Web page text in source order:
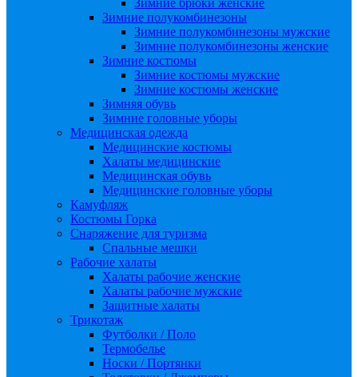
Зимние брюки женские
Зимние полукомбинезоны
Зимние полукомбинезоны мужские
Зимние полукомбинезоны женские
Зимние костюмы
Зимние костюмы мужские
Зимние костюмы женские
Зимняя обувь
Зимние головные уборы
Медицинская одежда
Медицинские костюмы
Халаты медицинские
Медицинская обувь
Медицинские головные уборы
Камуфляж
Костюмы Горка
Снаряжение для туризма
Спальные мешки
Рабочие халаты
Халаты рабочие женские
Халаты рабочие мужские
Защитные халаты
Трикотаж
Футболки / Поло
Термобелье
Носки / Портянки